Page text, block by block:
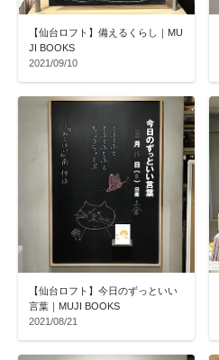
【仙台ロフト】備えるくらし｜MU
JI BOOKS
2021/09/10
【仙台ロフト】今日のずっといい
言葉｜MUJI BOOKS
2021/08/21